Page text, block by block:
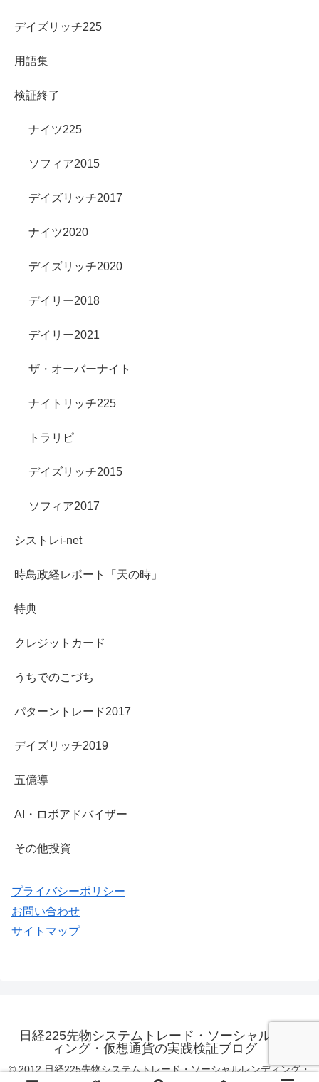
デイズリッチ225
用語集
検証終了
ナイツ225
ソフィア2015
デイズリッチ2017
ナイツ2020
デイズリッチ2020
デイリー2018
デイリー2021
ザ・オーバーナイト
ナイトリッチ225
トラリピ
デイズリッチ2015
ソフィア2017
シストレi-net
時鳥政経レポート「天の時」
特典
クレジットカード
うちでのこづち
パターントレード2017
デイズリッチ2019
五億導
AI・ロボアドバイザー
その他投資
プライバシーポリシー
お問い合わせ
サイトマップ
日経225先物システムトレード・ソーシャルレンデ
ィング・仮想通貨の実践検証ブログ
© 2012 日経225先物システムトレード・ソーシャルレンディング・